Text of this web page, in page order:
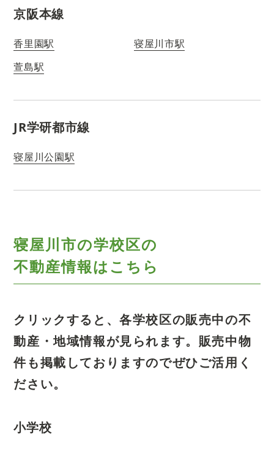
京阪本線
香里園駅
寝屋川市駅
萱島駅
JR学研都市線
寝屋川公園駅
寝屋川市の学校区の
不動産情報はこちら
クリックすると、各学校区の販売中の不
動産・地域情報が見られます。 販売中物
件も掲載しておりますのでぜひご活用く
ださい。
小学校